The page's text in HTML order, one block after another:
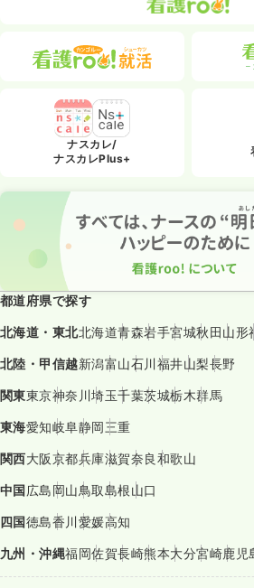
ナスカレ/
ナスカレPlus+
都道府県で探す
北海道・東北北海道青森岩手宮城秋田山形
北陸・甲信越新潟富山石川福井山梨長野
関東東京神奈川埼玉千葉茨城栃木群馬
東海愛知岐阜静岡三重
関西大阪京都兵庫滋賀奈良和歌山
中国広島岡山鳥取島根山口
四国徳島香川愛媛高知
九州・沖縄福岡佐賀長崎熊本大分宮崎鹿児